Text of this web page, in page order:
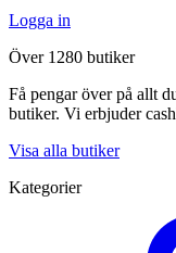
Logga in
Över 1280 butiker
Få pengar över på allt
butiker. Vi erbjuder
Visa alla butiker
Kategorier